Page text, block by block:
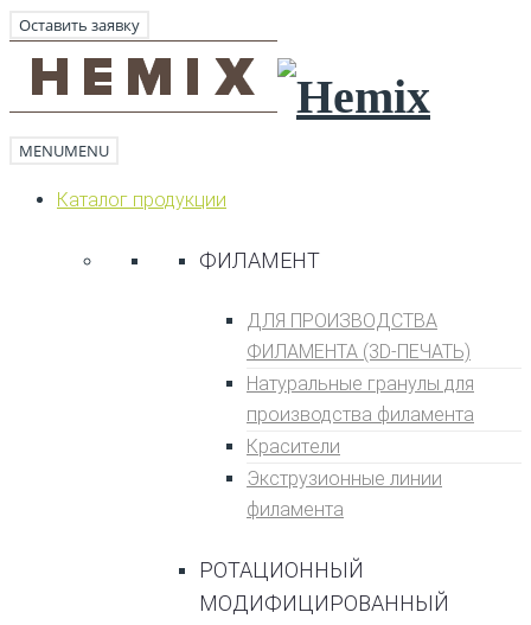
Оставить заявку
MENUMENU
Каталог продукции
ФИЛАМЕНТ
ДЛЯ ПРОИЗВОДСТВА
ФИЛАМЕНТА (3D-ПЕЧАТЬ)
Натуральные гранулы для
производства филамента
Кpаситeли
Экструзионные линии
филамента
РОТАЦИОННЫЙ
МОДИФИЦИРОВАННЫЙ